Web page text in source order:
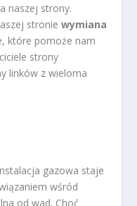
naszej strony.
stroniewymiana
które pomoże nam
strony
linków z wieloma
gazowa staje
wśród
od wad. Choć